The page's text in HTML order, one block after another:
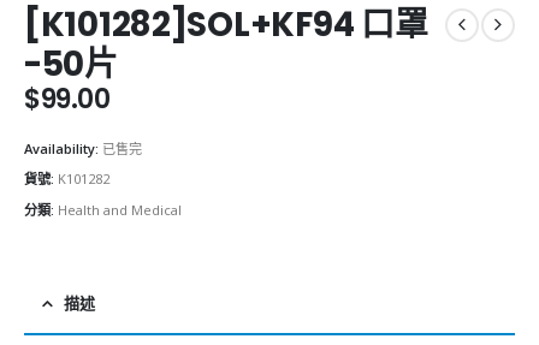
[K101282]SOL+KF94 口罩
-50片
$99.00
Availability: 已售完
貨號: K101282
分類: Health and Medical
描述